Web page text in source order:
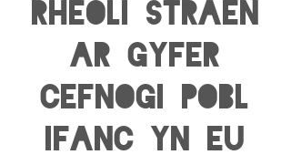
Rheoli Straen
ar gyfer
Cefnogi Pobl
Ifanc yn eu